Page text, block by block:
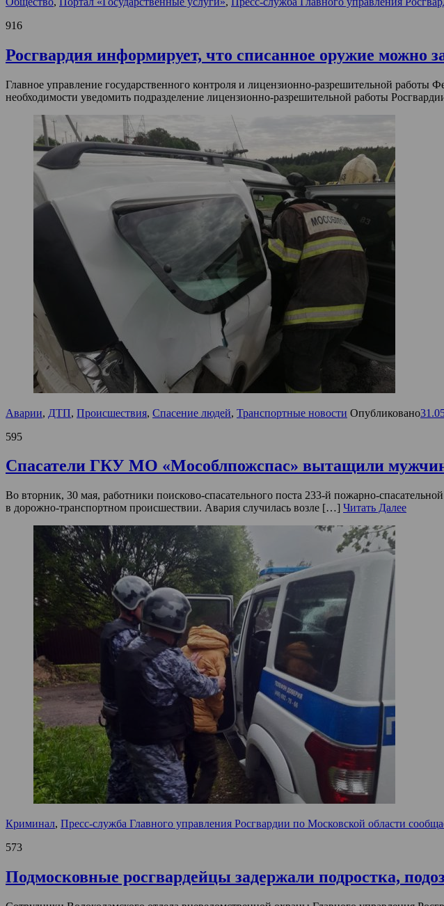
916
Росгвардия информирует, что списанное оружие можно
Главное управление государственного контроля и лицензионно-разрешительной
необходимости уведомить подразделение лицензионно-разрешительной работы
Аварии, ДТП, Происшествия, Спасение людей, Транспортные новости Опубликовано
595
Спасатели ГКУ МО «Мособлпожспас» вытащили
Во вторник, 30 мая, работники поисково-спасательного поста 233-й пожарно-
в дорожно-транспортном происшествии. Авария случилась возле […] Читать Далее
Криминал, Пресс-служба Главного управления Росгвардии по Московской области
573
Подмосковные росгвардейцы задержали подростка,